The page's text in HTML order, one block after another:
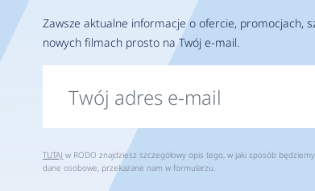
Zawsze aktualne informacje o ofercie, promocjach,
nowych filmach prosto na Twój e-mail.
TUTAJ w RODO znajdziesz szczegółowy opis tego, w jaki sposób
dane osobowe, przekazane nam w formularzu.